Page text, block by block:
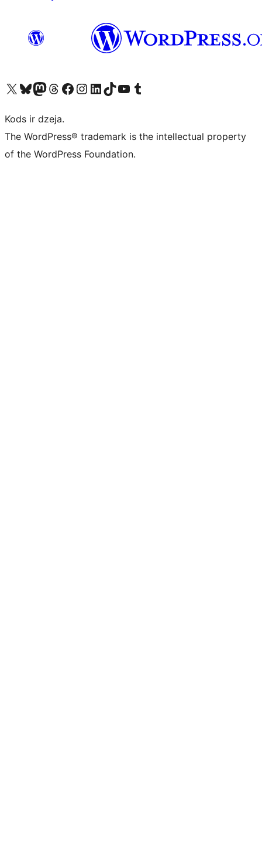
Apmeklējiet mūsu X (agrāk Twitter) kontu
Apmeklējiet mūsu Bluesky kontu
Apmeklējiet mūsu Mastodon kontu
Apmeklējiet mūsu Threads kontu
Apmeklējiet mūsu Facebook lapuApmeklējiet mūsu Instagram kontu
Apmeklējiet mūsu LinkedIn kontu
Apmeklējiet mūsu TikTok kontu
Apmeklējiet mūsu YouTube kanālu
Apmeklējiet mūsu Tumblr kontu
Kods ir dzeja.
The WordPress® trademark is the intellectual property
of the WordPress Foundation.